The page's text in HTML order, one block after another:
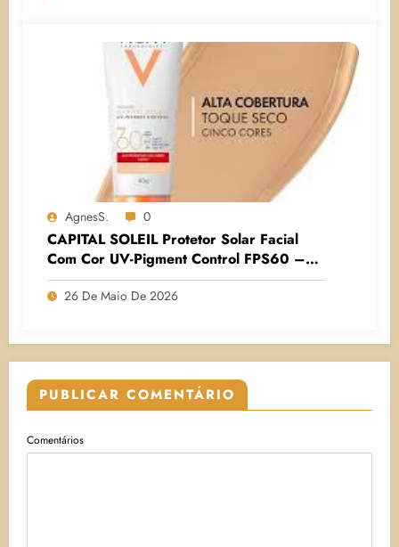
AgnesS. 0
CAPITAL SOLEIL Protetor Solar Facial
Com Cor UV-Pigment Control FPS60 –
Vichy
26 De Maio De 2026
PUBLICAR COMENTÁRIO
Comentários